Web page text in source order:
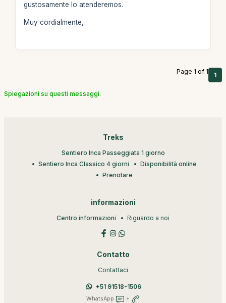
gustosamente lo atenderemos.
Muy cordialmente,
Page 1 of 1 1
Spiegazioni su questi messaggi.
Treks
Sentiero Inca Passeggiata 1 giorno
Sentiero Inca Classico 4 giorni
Disponibilità online
Prenotare
informazioni
Centro informazioni Riguardo a noi
Contatto
Contattaci
+51 91518-1506
WhatsApp +